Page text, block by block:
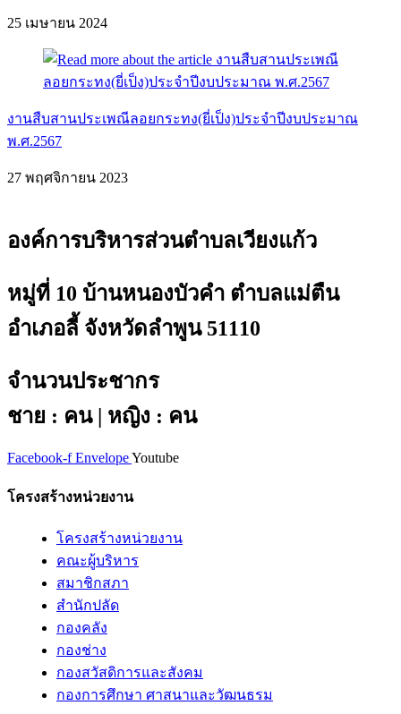
25 เมษายน 2024
งานสืบสานประเพณีลอยกระทง(ยี่เป็ง)ประจำปีงบประมาณ
พ.ศ.2567
27 พฤศจิกายน 2023
องค์การบริหารส่วนตำบลเวียงแก้ว
หมู่ที่ 10 บ้านหนองบัวคำ ตำบลแม่ตืน
อำเภอลี้ จังหวัดลำพูน 51110
จำนวนประชากร
ชาย : คน | หญิง : คน
Facebook-f EnvelopeYoutube
โครงสร้างหน่วยงาน
โครงสร้างหน่วยงาน
คณะผู้บริหาร
สมาชิกสภา
สำนักปลัด
กองคลัง
กองช่าง
กองสวัสดิการและสังคม
กองการศึกษา ศาสนาและวัฒนธรม